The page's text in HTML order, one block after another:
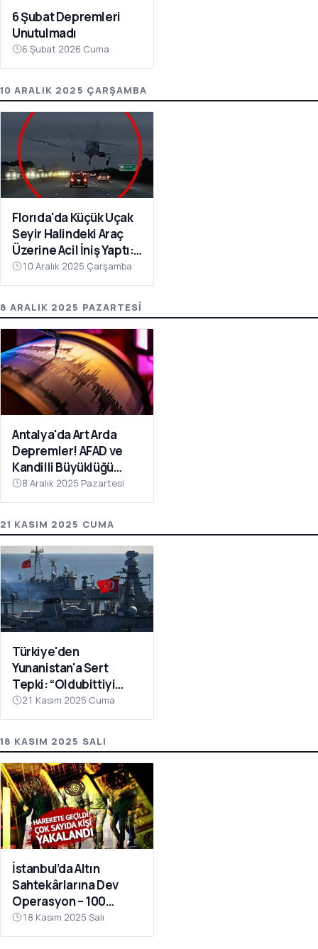
6 Şubat Depremleri
Unutulmadı
6 Şubat 2026 Cuma
10 ARALIK 2025 ÇARŞAMBA
Florıda'da Küçük Uçak
Seyir Halindeki Araç
Üzerine Acil İniş Yaptı: 1
Yaralı
10 Aralık 2025 Çarşamba
8 ARALIK 2025 PAZARTESI
Antalya'da Art Arda
Depremler! AFAD ve
Kandilli Büyüklüğü
Açıkladı
8 Aralık 2025 Pazartesi
21 KASIM 2025 CUMA
Türkiye'den
Yunanistan'a Sert
Tepki: “Oldubittiyi
Kabul Etmiyoruz,
Çabaları Sonuçsuz
21 Kasım 2025 Cuma
18 KASIM 2025 SALI
İstanbul’da Altın
Sahtekârlarına Dev
Operasyon – 100
Milyar TL Kamu Zararı
Ortaya Çıktı
18 Kasım 2025 Salı